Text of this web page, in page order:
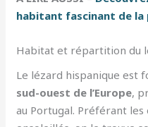
habitant fascinant de la
Habitat et répartition du
Le lézard hispanique est
sud-ouest de l’Europe,
au Portugal. Préférant